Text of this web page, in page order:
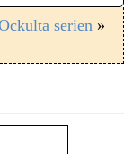
serien »